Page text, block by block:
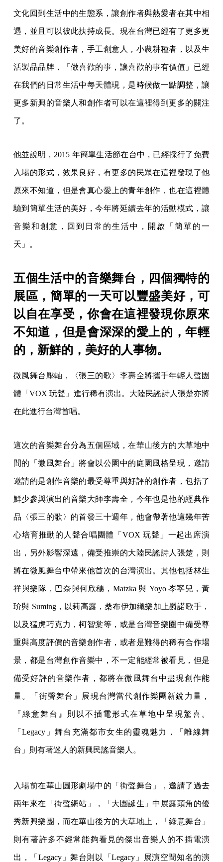
文化回到生活中的生態系，讓創作者與熱愛者在其中相
遇，並且可以彼此扶持成長。現在台灣已經有了更多更
美好的音樂創作者，手工創意人，小農耕種者，以及生
活製品品牌，「做喜歡的事，讓喜歡的事有價值」已經
在我們的日常生活中每天體現，是時候做一點調整，讓
更多新興的音樂人和創作者可以在這裡得到更多的關注
了。
他並說明，2015 年簡單生活節在台中，已經採行了免費
入場的形式，效果良好，有更多的民眾在這裡發現了他
原來不知道，但是會真心愛上的青年創作，也在這裡體
驗到簡單生活的美好，今年將延續去年的活動模式，讓
音樂和創意，回到日常的生活中，開啟「簡單的一
天」。
五個生活中的音樂舞台，四個獨特的
展區，簡單的一天可以豐盛美好，可
以自在享受，你會在這裡發現你原來
不知道，但是會深深的愛上的，年輕
的，新鮮的，美好的人事物。
微風舞台壓軸，〈張三的歌〉李壽全將攜手年輕人聲團
體「VOX 玩聲」進行稀有演出。大陸民謠詩人張楚亦將
在此進行台灣首唱。
這次的音樂舞台分為五個區域，在華山後方的大草地中
間的「微風舞台」將會以公園中的庭園風格呈現，邀請
邀請的是創作音樂的最受尊重與好評的創作者，包括了
鮮少參與演出的音樂大師李壽全，今年也是他的經典作
品〈張三的歌〉的首發三十週年，他會帶著他這幾年苦
心培育推動的人聲合唱團體「VOX 玩聲」一起出席演
出，另外影響深遠，備受推崇的大陸民謠詩人張楚，則
將在微風舞台中帶來他首次的台灣演出。其他包括林生
祥與樂隊，巴奈與何欣穗，Matzka 與 Yoyo 岑寧兒，黃
玠與 Suming，以莉高露，桑布伊加織樂加上爵諾歌手，
以及猛虎巧克力，柯智棠等，或是台灣音樂圈中備受尊
重與高度評價的音樂創作者，或者是難得的稀有合作場
景，都是台灣創作音樂中，不一定能經常被看見，但是
備受好評的音樂作者，都將在微風舞台中盡現創作能
量。「街聲舞台」展現台灣當代創作樂團新銳力量，
『綠意舞台』則以不插電形式在草地中呈現驚喜。
「Legacy」舞台充滿都市女生的靈魂魅力，「離線舞
台」則有著迷人的新興民謠音樂人。
入場前在華山圓形劇場中的「街聲舞台」，邀請了過去
兩年來在「街聲網站」，「大團誕生」中展露頭角的優
秀新興樂團，而在華山後方的大草地上，「綠意舞台」
則有著許多不經常能夠看見的傑出音樂人的不插電演
出，「Legacy」舞台則以「Legacy」展演空間知名的演